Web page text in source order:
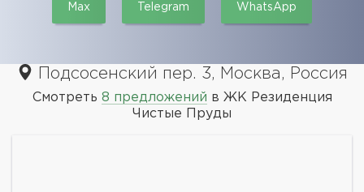
Max Telegram WhatsApp
Подсосенский пер. 3, Москва, Россия
Смотреть 8 предложений в ЖК Резиденция
Чистые Пруды